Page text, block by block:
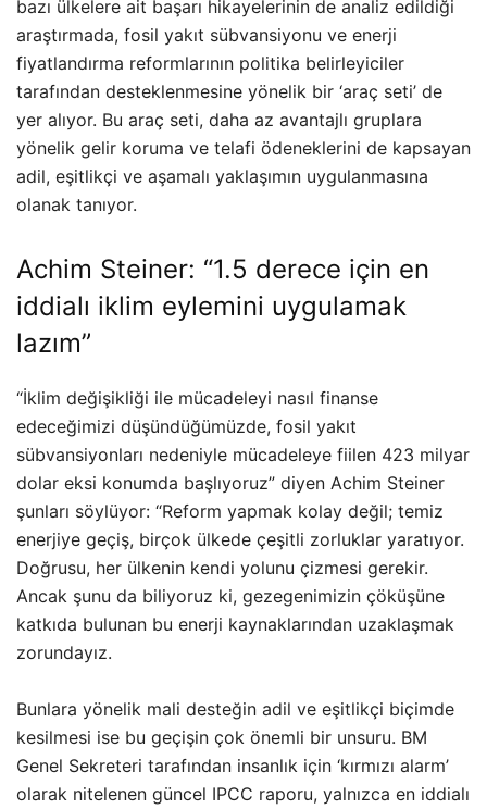
bazı ülkelere ait başarı hikayelerinin de analiz edildiği
araştırmada, fosil yakıt sübvansiyonu ve enerji
fiyatlandırma reformlarının politika belirleyiciler
tarafından desteklenmesine yönelik bir ‘araç seti’ de
yer alıyor. Bu araç seti, daha az avantajlı gruplara
yönelik gelir koruma ve telafi ödeneklerini de kapsayan
adil, eşitlikçi ve aşamalı yaklaşımın uygulanmasına
olanak tanıyor.
Achim Steiner: “1.5 derece için en
iddialı iklim eylemini uygulamak
lazım”
“İklim değişikliği ile mücadeleyi nasıl finanse
edeceğimizi düşündüğümüzde, fosil yakıt
sübvansiyonları nedeniyle mücadeleye fiilen 423 milyar
dolar eksi konumda başlıyoruz” diyen Achim Steiner
şunları söylüyor: “Reform yapmak kolay değil; temiz
enerjiye geçiş, birçok ülkede çeşitli zorluklar yaratıyor.
Doğrusu, her ülkenin kendi yolunu çizmesi gerekir.
Ancak şunu da biliyoruz ki, gezegenimizin çöküşüne
katkıda bulunan bu enerji kaynaklarından uzaklaşmak
zorundayız.
Bunlara yönelik mali desteğin adil ve eşitlikçi biçimde
kesilmesi ise bu geçişin çok önemli bir unsuru. BM
Genel Sekreteri tarafından insanlık için ‘kırmızı alarm’
olarak nitelenen güncel IPCC raporu, yalnızca en iddialı